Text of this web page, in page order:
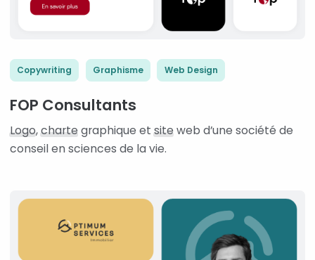
Copywriting Graphisme Web Design
FOP Consultants
Logo,chartegraphique etsiteweb d’une société de
conseil en sciences de la vie.